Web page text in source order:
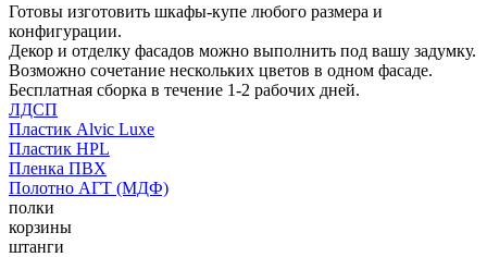
Готовы изготовить шкафы-купе любого размера и
конфигурации.
Декор и отделку фасадов можно выполнить под вашу задумку.
Возможно сочетание нескольких цветов в одном фасаде.
Бесплатная сборка в течение 1-2 рабочих дней.
ЛДСП
Пластик Alvic Luxe
Пластик HPL
Пленка ПВХ
Полотно АГТ (МДФ)
полки
корзины
штанги